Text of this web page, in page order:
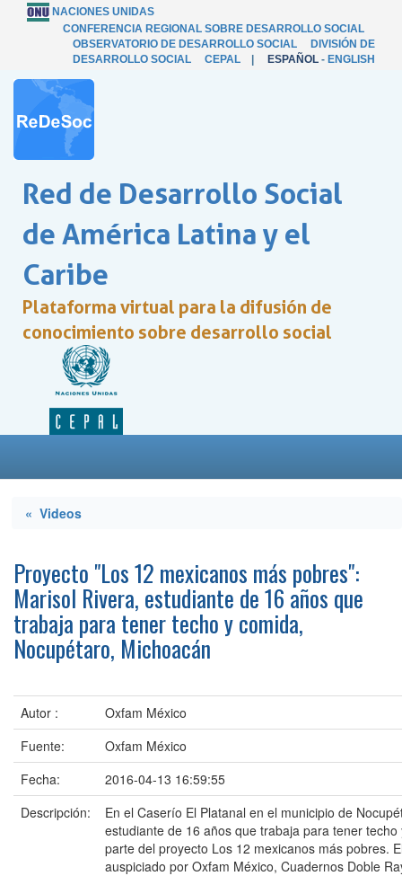
NACIONES UNIDAS
CONFERENCIA REGIONAL SOBRE DESARROLLO SOCIAL
OBSERVATORIO DE DESARROLLO SOCIAL
DIVISIÓN DE
DESARROLLO SOCIAL
CEPAL ESPAÑOL - ENGLISH
Red de Desarrollo Social
de América Latina y el
Caribe
Plataforma virtual para la difusión de
conocimiento sobre desarrollo social
« Videos
Proyecto "Los 12 mexicanos más pobres":
Marisol Rivera, estudiante de 16 años que
trabaja para tener techo y comida,
Nocupétaro, Michoacán
Autor :
Oxfam México
Fuente:
Oxfam México
Fecha:
2016-04-13 16:59:55
Descripción:
En el Caserío El Platanal en el municipio de
estudiante de 16 años que trabaja para tener
parte del proyecto Los 12 mexicanos más pobres.
auspiciado por Oxfam México, Cuadernos Doble